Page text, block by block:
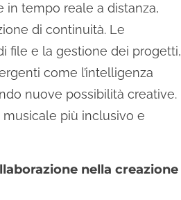
tempo reale a distanza,
di continuità. Le
file e la gestione dei progetti,
come l’intelligenza
nuove possibilità creative.
più inclusivo e
nella creazione